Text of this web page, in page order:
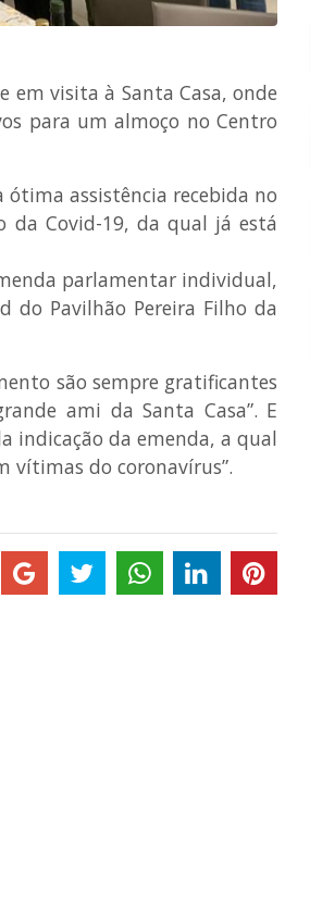
em visita à Santa Casa, onde
para um almoço no Centro
assistência recebida no
Covid-19, da qual já está
parlamentar individual,
do Pavilhão Pereira Filho da
são sempre gratificantes
ami da Santa Casa”. E
indicação da emenda, a qual
do coronavírus”.